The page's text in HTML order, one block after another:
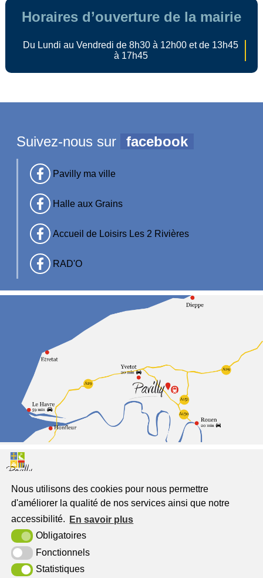
Nous utilisons des cookies pour nous permettre
d'améliorer la qualité de nos services ainsi que notre
accessibilité.
En savoir plus
Obligatoires
Fonctionnels
Statistiques
Horaires d’ouverture de la mairie
Du Lundi au Vendredi de 8h30 à 12h00 et de 13h45
à 17h45
Suivez-nous sur facebook
Pavilly ma ville
Halle aux Grains
Accueil de Loisirs Les 2 Rivières
RAD'O
Pavilly
Jumelée à Freckenhorst
Place du Général de Gaulle
76570 Pavilly
Tél. : 02 32 94 52 00